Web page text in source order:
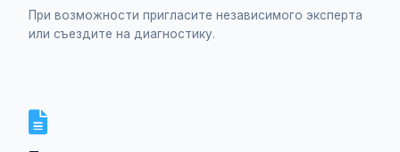
При возможности пригласите независимого эксперта
или съездите на диагностику.